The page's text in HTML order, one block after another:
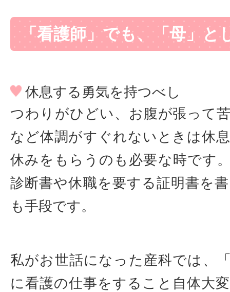
「看護師」でも、「母」と
休息する勇気を持つべし
つわりがひどい、お腹が張って
など体調がすぐれないときは休
休みをもらうのも必要な時です
診断書や休職を要する証明書を
も手段です。
私がお世話になった産科では、
に看護の仕事をすること自体大